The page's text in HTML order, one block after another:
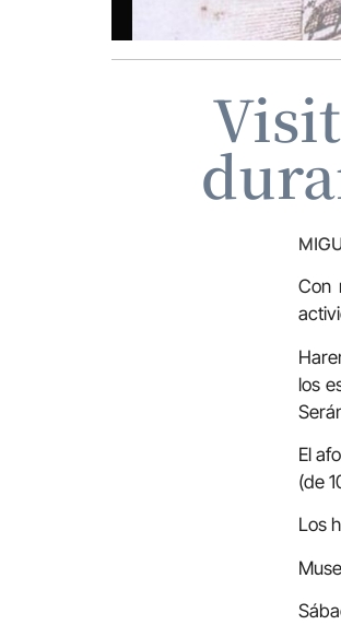
Con
los
El
(de
Los